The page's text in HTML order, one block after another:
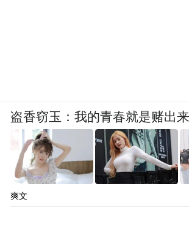
盗香窃玉：我的青春就是赌出
爽文